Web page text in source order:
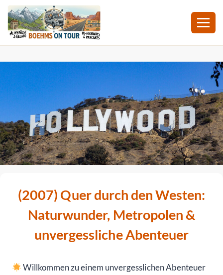
springen
(2007) Quer durch den Westen:
Naturwunder, Metropolen &
unvergessliche Abenteuer
Willkommen zu einem unvergesslichen Abenteuer